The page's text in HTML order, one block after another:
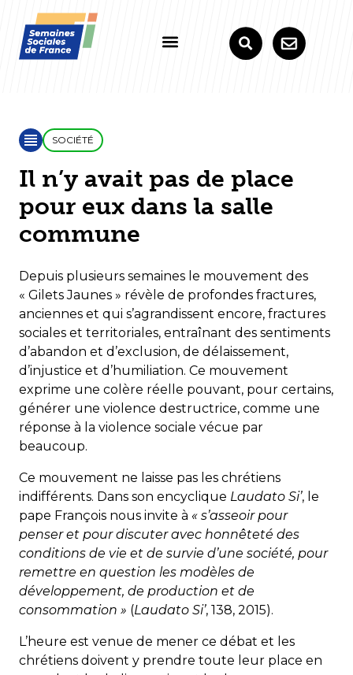
SOCIÉTÉ
Il n’y avait pas de place
pour eux dans la salle
commune
Depuis plusieurs semaines le mouvement des
« Gilets Jaunes » révèle de profondes fractures,
anciennes et qui s’agrandissent encore, fractures
sociales et territoriales, entraînant des sentiments
d’abandon et d’exclusion, de délaissement,
d’injustice et d’humiliation. Ce mouvement
exprime une colère réelle pouvant, pour certains,
générer une violence destructrice, comme une
réponse à la violence sociale vécue par
beaucoup.
Ce mouvement ne laisse pas les chrétiens
indifférents. Dans son encyclique Laudato Si’, le
pape François nous invite à « s’asseoir pour
penser et pour discuter avec honnêteté des
conditions de vie et de survie d’une société, pour
remettre en question les modèles de
développement, de production et de
consommation » (Laudato Si’, 138, 2015).
L’heure est venue de mener ce débat et les
chrétiens doivent y prendre toute leur place en